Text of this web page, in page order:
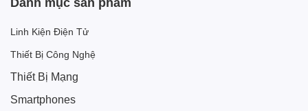
Danh mục sản phẩm
Linh Kiện Điện Tử
Thiết Bị Công Nghệ
Thiết Bị Mạng
Smartphones